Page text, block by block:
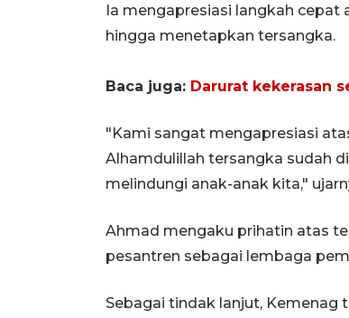
Ia mengapresiasi langkah
hingga menetapkan tersangka.
Baca juga: Darurat kekerasan
"Kami sangat mengapresiasi
Alhamdulillah tersangka sudah
melindungi anak-anak kita,"
Ahmad mengaku prihatin atas
pesantren sebagai lembaga
Sebagai tindak lanjut, Kemenag